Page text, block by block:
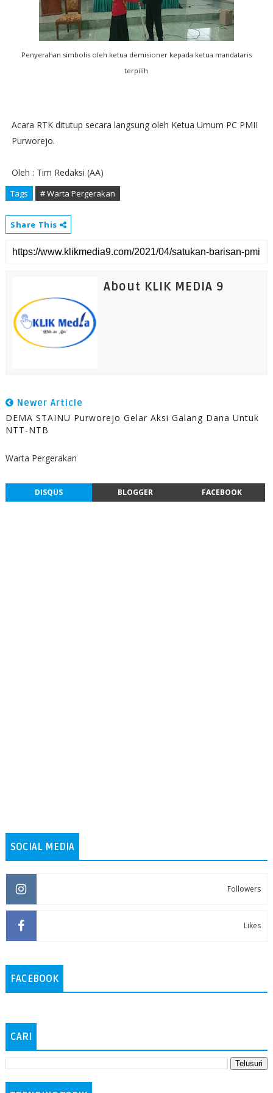
Penyerahan simbolis oleh ketua demisioner kepada ketua mandataris
terpilih
Acara RTK ditutup secara langsung oleh Ketua Umum PC PMII
Purworejo.
Oleh : Tim Redaksi (AA)
Tags # Warta Pergerakan
Share This
About KLIK MEDIA 9
Newer Article
DEMA STAINU Purworejo Gelar Aksi Galang Dana Untuk
NTT-NTB
Warta Pergerakan
DISQUS BLOGGER FACEBOOK
SOCIAL MEDIA
Followers
Likes
FACEBOOK
CARI